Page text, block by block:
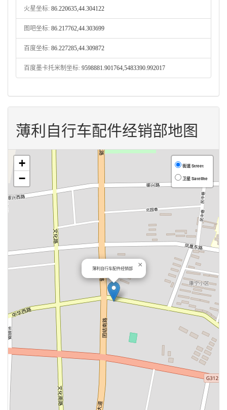
火星坐标: 86.220635,44.304122
图吧坐标: 86.217762,44.303699
百度坐标: 86.227285,44.309872
百度墨卡托米制坐标: 9598881.901764,5483390.992017
薄利自行车配件经销部地图
薄利自行车配件经销部 ×
+
−
街道 Street
卫星 Satellite